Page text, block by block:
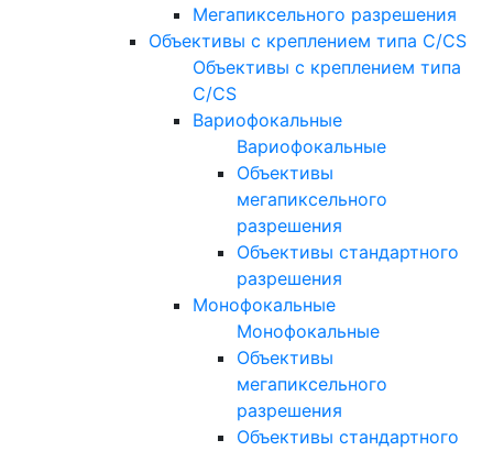
Мегапиксельного разрешения
Объективы с креплением типа C/CS
Объективы с креплением типа
C/CS
Вариофокальные
Вариофокальные
Объективы
мегапиксельного
разрешения
Объективы стандартного
разрешения
Монофокальные
Монофокальные
Объективы
мегапиксельного
разрешения
Объективы стандартного